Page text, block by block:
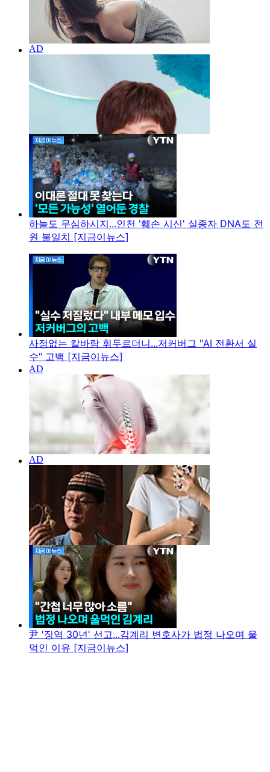
하늘도 무심하시지...인천 '훼손 시신' 실종자 DNA도 전
원 불일치 [지금이뉴스]
사정없는 칼바람 휘두르더니...저커버그 "AI 전환서 실
수" 고백 [지금이뉴스]
尹 '징역 30년' 선고...김계리 변호사가 법정 나오며 울
먹인 이유 [지금이뉴스]